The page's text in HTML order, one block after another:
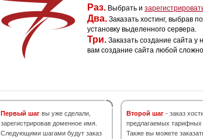
Раз. Выбрать и
Два. Заказать хостинг, выбрав
установку выделенного сервера.
Три. Заказать создание сайта
вам создание сайта любой
Первый шаг вы уже сделали,
зарегистрировав доменное имя.
Следующими шагами будут заказ
Второй шаг - заказ
предлагаемых тарифных
Также вы можете